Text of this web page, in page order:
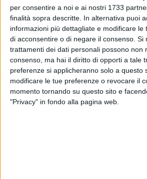
per consentire a noi e ai nostri 1733
finalità sopra descritte. In alternativa puoi
informazioni più dettagliate e modificare le
di acconsentire o di negare il consenso. Si
trattamenti dei dati personali possono non
consenso, ma hai il diritto di opporti a tale
preferenze si applicheranno solo a questo
modificare le tue preferenze o revocare il
momento tornando su questo sito e
"Privacy" in fondo alla pagina web.
«Quello compiuto ai danni del
Vittorio, nella Villa comunale, è un gesto
compiuto da soggetti ignoranti e
non conoscono la nostra storia, le
di un uomo del sud che si è fatto da
difesa dei diritti dei lavoratori in tutte le
considerato il padre del sindacato;
conoscono altro linguaggio che la
verso il bene comune. Vergogna!», così